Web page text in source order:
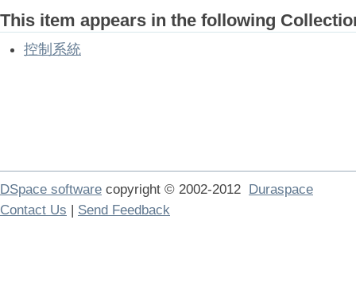
This item appears in the following
控制系統
DSpace software copyright © 2002-2012 Duraspace
Contact Us | Send Feedback